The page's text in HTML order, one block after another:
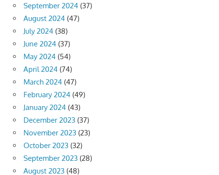
September 2024 (37)
August 2024 (47)
July 2024 (38)
June 2024 (37)
May 2024 (54)
April 2024 (74)
March 2024 (47)
February 2024 (49)
January 2024 (43)
December 2023 (37)
November 2023 (23)
October 2023 (32)
September 2023 (28)
August 2023 (48)